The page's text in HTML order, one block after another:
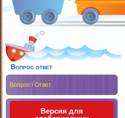
Вопрос ответ
Вопрос / Ответ
Версия для